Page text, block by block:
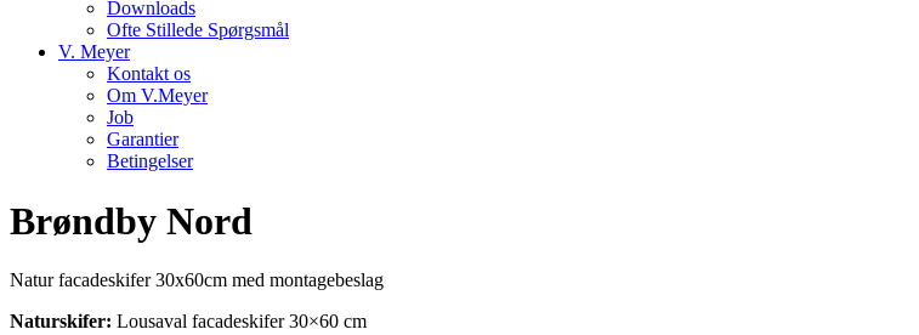
Downloads
Ofte Stillede Spørgsmål
V. Meyer
Kontakt os
Om V.Meyer
Job
Garantier
Betingelser
Brøndby Nord
Natur facadeskifer 30x60cm med montagebeslag
Naturskifer: Lousaval facadeskifer 30×60 cm